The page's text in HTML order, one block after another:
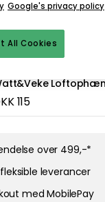
Google's privacy policy
All Cookies